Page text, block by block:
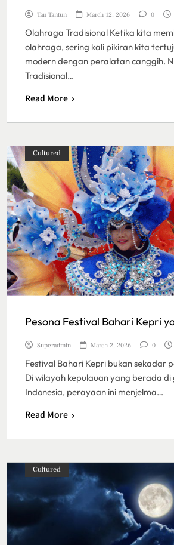
Tan Tantun March 12, 2026 0
Olahraga Tradisional Ketika kita
olahraga, sering kali pikiran kita
modern dengan peralatan canggih.
Tradisional…
Read More
Cultured
Pesona Festival Bahari Kepri
Superadmin March 2, 2026 0
Festival Bahari Kepri bukan sekadar
Di wilayah kepulauan yang berada
Indonesia, perayaan ini menjelma…
Read More
Cultured